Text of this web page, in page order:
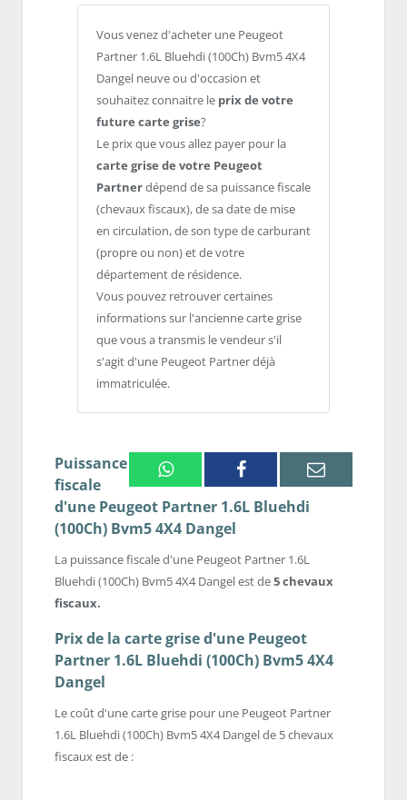
Vous venez d'acheter une Peugeot
Partner 1.6L Bluehdi (100Ch) Bvm5 4X4
Dangel neuve ou d'occasion et
souhaitez connaitre le prix de votre
future carte grise?
Le prix que vous allez payer pour la
carte grise de votre Peugeot
Partnerdépend de sa puissance fiscale
(chevaux fiscaux), de sa date de mise
en circulation, de son type de carburant
(propre ou non) et de votre
département de résidence.
Vous pouvez retrouver certaines
informations sur l'ancienne carte grise
que vous a transmis le vendeur s'il
s'agit d'une Peugeot Partner déjà
immatriculée.
WhatsappFacebook Email
Puissance
fiscale
d'une Peugeot Partner 1.6L Bluehdi
(100Ch) Bvm5 4X4 Dangel
La puissance fiscale d'une Peugeot Partner 1.6L
Bluehdi (100Ch) Bvm5 4X4 Dangel est de5 chevaux
fiscaux.
Prix de la carte grise d'une Peugeot
Partner 1.6L Bluehdi (100Ch) Bvm5 4X4
Dangel
Le coût d'une carte grise pour une Peugeot Partner
1.6L Bluehdi (100Ch) Bvm5 4X4 Dangel de 5 chevaux
fiscaux est de :